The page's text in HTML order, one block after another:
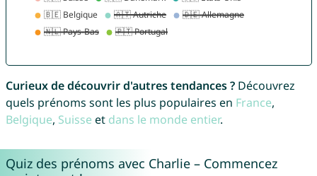
Curieux de découvrir d'autres tendances ?Découvrez
quels prénoms sont les plus populaires en France,
Belgique, Suisse et dans le monde entier.
Quiz des prénoms avec Charlie – Commencez